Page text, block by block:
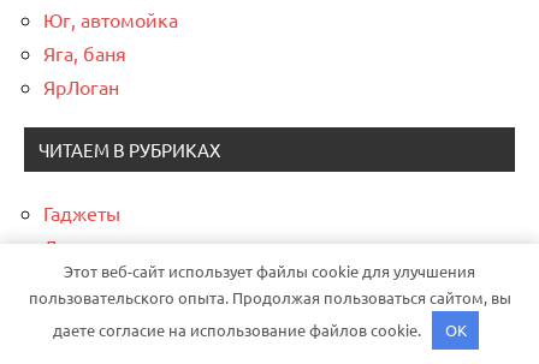
Юг, автомойка
Яга, баня
ЯрЛоган
ЧИТАЕМ В РУБРИКАХ
Гаджеты
Для новичков
Не забудь о питании!
Этот веб-сайт использует файлы cookie для улучшения
пользовательского опыта. Продолжая пользоваться сайтом, вы
даете согласие на использование файлов cookie.
OK